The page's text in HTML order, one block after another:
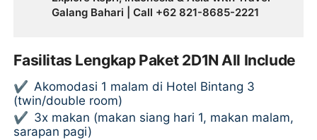
Galang Bahari | Call +62 821-8685-2221
Fasilitas Lengkap Paket 2D1N All Include
✔Akomodasi 1 malam di Hotel Bintang 3
(twin/double room)
✔ 3x makan (makan siang hari 1, makan malam,
sarapan pagi)